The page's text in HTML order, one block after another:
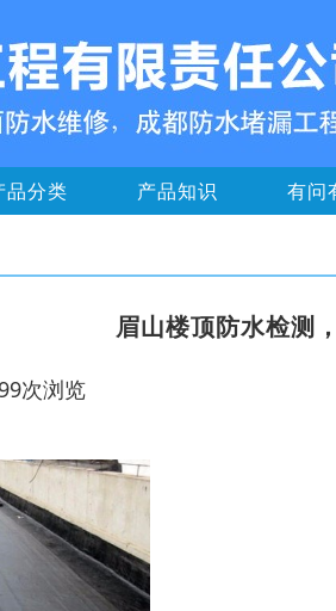
品分类 产品知识 有问
眉山楼顶防水检测
次浏览